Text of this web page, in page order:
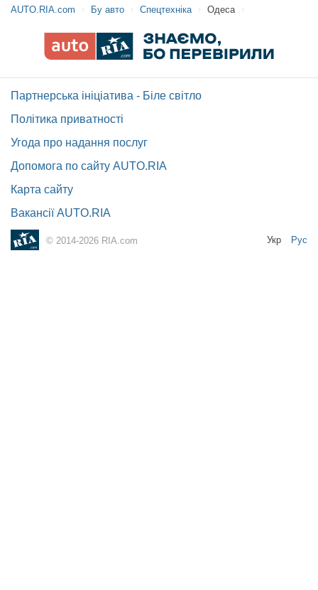
AUTO.RIA.com Бу авто Спецтехніка Одеса
Партнерська ініціатива - Біле світло
Політика приватності
Угода про надання послуг
Допомога по сайту AUTO.RIA
Карта сайту
Вакансії AUTO.RIA
© 2014-2026 RIA.com Укр Рус